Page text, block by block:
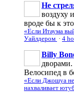
Не
воздуху
вроде бы к
«Если Итаума
Уайлдером · 4
Billy
Велосипед в
«Если Джошуа не
нахваливает